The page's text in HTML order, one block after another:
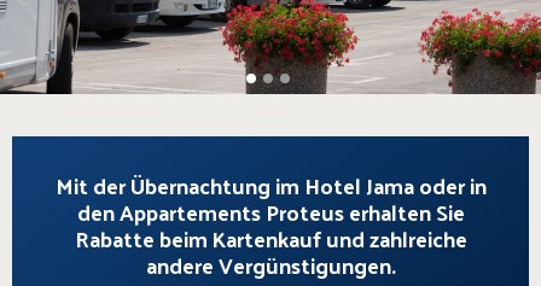
1 2 3
Mit der Übernachtung im Hotel Jama oder in
den Appartements Proteus erhalten Sie
Rabatte beim Kartenkauf und zahlreiche
andere Vergünstigungen.